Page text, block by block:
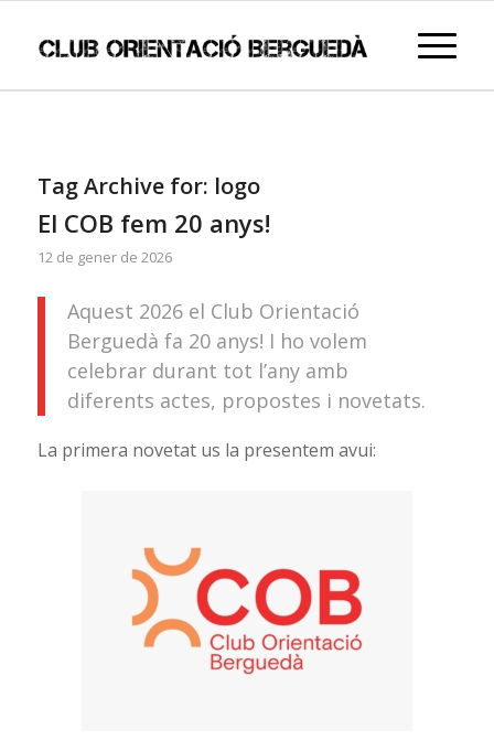
Tag Archive for: logo
El COB fem 20 anys!
12 de gener de 2026
Aquest 2026 el Club Orientació
Berguedà fa 20 anys! I ho volem
celebrar durant tot l’any amb
diferents actes, propostes i novetats.
La primera novetat us la presentem avui: